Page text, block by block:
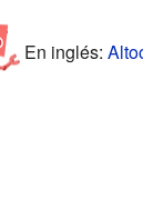
En inglés: